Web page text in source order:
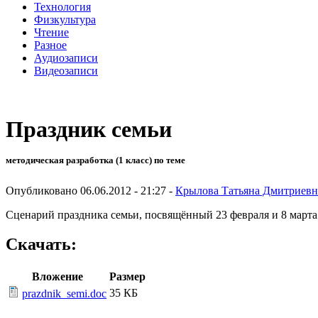
Технология
Физкультура
Чтение
Разное
Аудиозаписи
Видеозаписи
Праздник семьи
методическая разработка (1 класс) по теме
Опубликовано 06.06.2012 - 21:27 - Крылова Татьяна
Сценарий праздника семьи, посвящённый 23 февраля и 8
Скачать:
Вложение
Размер
prazdnik_semi.doc 35 КБ